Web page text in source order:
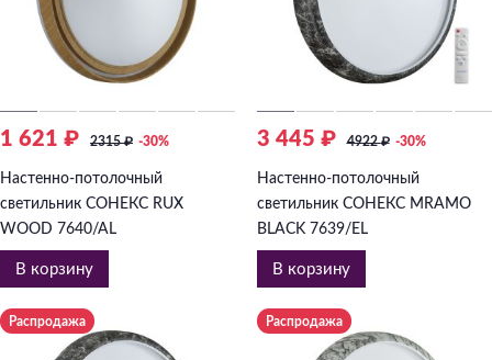
1 621 ₽ 2315₽ -30%
Настенно-потолочный
светильник СОНЕКС RUX
WOOD 7640/AL
В корзину
3 445 ₽ 4922₽ -30%
Настенно-потолочный
светильник СОНЕКС MRAMO
BLACK 7639/EL
В корзину
Распродажа Распродажа